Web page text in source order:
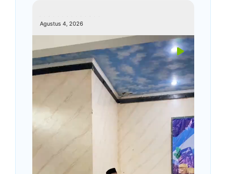
Agustus 4, 2026